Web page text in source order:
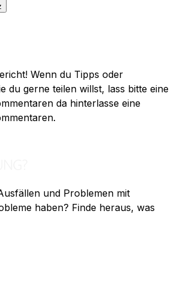
Wenn du Tipps oder
du gerne teilen willst, lass bitte eine
da hinterlasse eine
und Problemen mit
haben? Finde heraus, was